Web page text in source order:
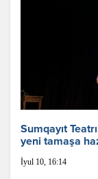
Sumqayıt
yeni tamaşa
İyul 10, 16:14